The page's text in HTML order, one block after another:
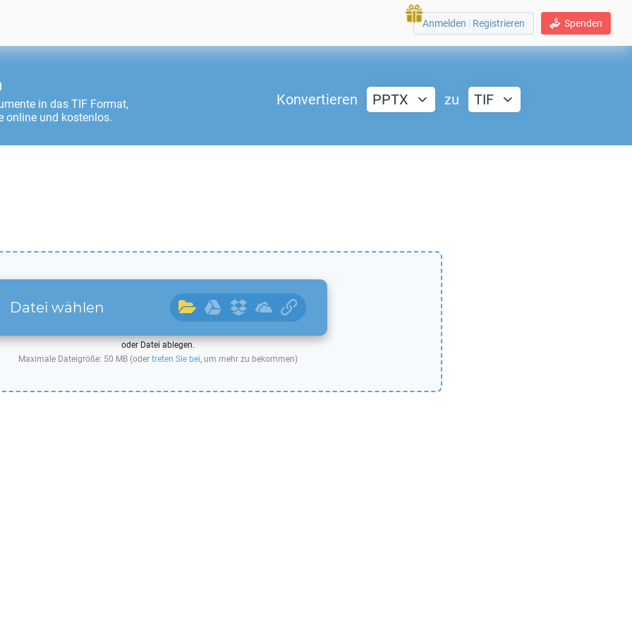
Spenden
Anmelden | Registrieren
in das TIF Format,
online und kostenlos.
Konvertieren PPTX zu TIF
Datei wählen
oder Datei ablegen.
Maximale Dateigröße: 50 MB (oder treten Sie bei, um mehr zu bekommen)